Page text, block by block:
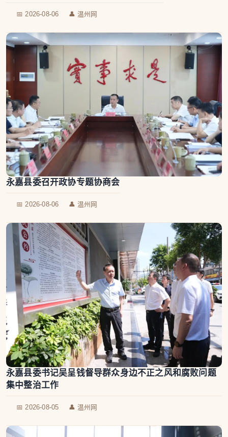
📅 2026-08-06 👤 温州网
永嘉县委召开政协专题协商会
📅 2026-08-06 👤 温州网
永嘉县委书记吴呈钱督导群众身边不正之风和腐败问题
集中整治工作
📅 2026-08-05 👤 温州网